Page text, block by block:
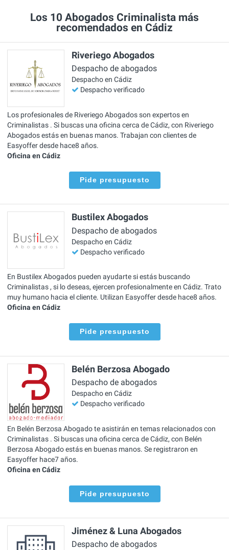
Los 10 Abogados Criminalista más
recomendados en Cádiz
Riveriego Abogados
Despacho de abogados
Despacho en Cádiz
Despacho verificado
Los profesionales de Riveriego Abogados son expertos en
Criminalistas . Si buscas una oficina cerca de Cádiz, con Riveriego
Abogados estás en buenas manos. Trabajan con clientes de
Easyoffer desde hace8 años.
Oficina en Cádiz
Pide presupuesto
Bustilex Abogados
Despacho de abogados
Despacho en Cádiz
Despacho verificado
En Bustilex Abogados pueden ayudarte si estás buscando
Criminalistas , si lo deseas, ejercen profesionalmente en Cádiz. Trato
muy humano hacia el cliente. Utilizan Easyoffer desde hace8 años.
Oficina en Cádiz
Pide presupuesto
Belén Berzosa Abogado
Despacho de abogados
Despacho en Cádiz
Despacho verificado
En Belén Berzosa Abogado te asistirán en temas relacionados con
Criminalistas . Si buscas una oficina cerca de Cádiz, con Belén
Berzosa Abogado estás en buenas manos. Se registraron en
Easyoffer hace7 años.
Oficina en Cádiz
Pide presupuesto
Jiménez & Luna Abogados
Despacho de abogados